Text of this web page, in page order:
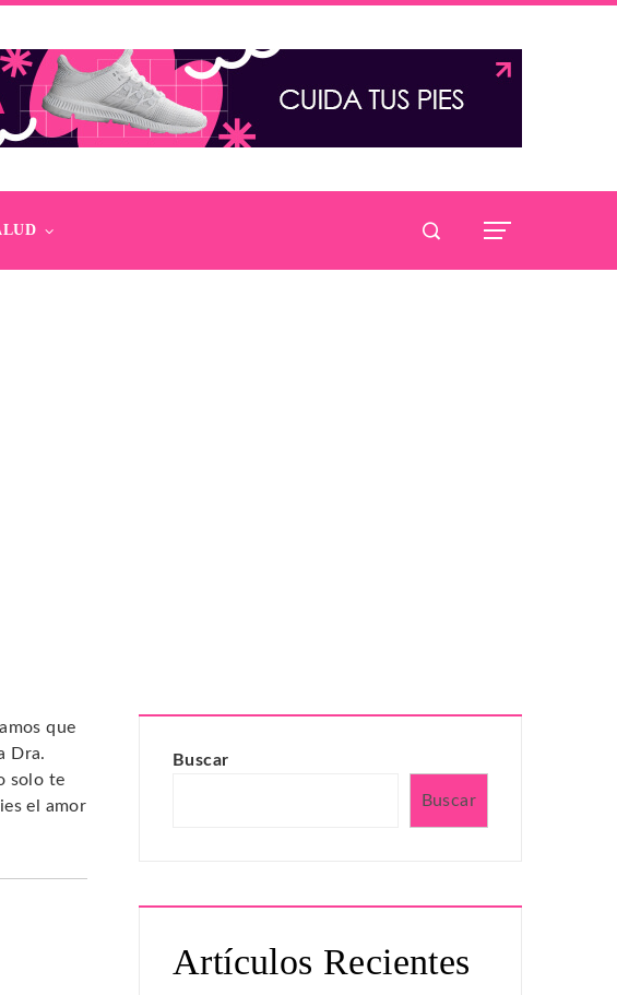
que
Dra.
solo te
el amor
Buscar
Buscar
Artículos Recientes